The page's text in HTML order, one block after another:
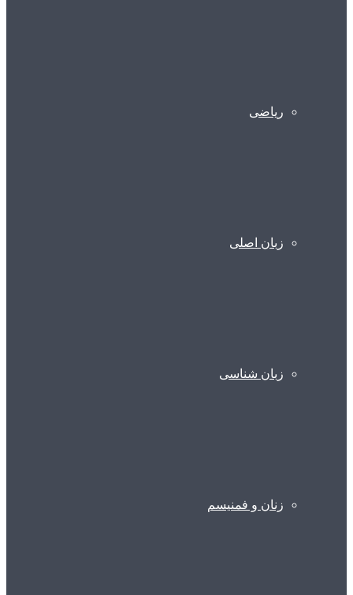
ریاضی
زبان اصلی
زبان شناسی
زنان و فمنیسم